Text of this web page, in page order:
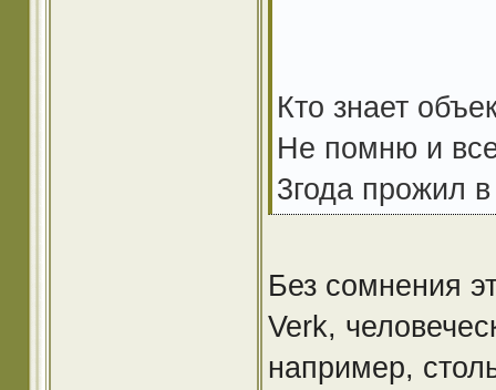
Кто знает
Не помню и
3года прожил
Без сомнения
Verk,
например,